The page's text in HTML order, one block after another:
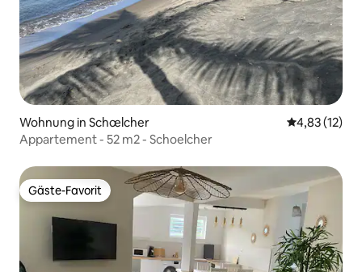
Wohnung in Schœlcher
4,83 (12)
Appartement - 52 m2 - Schoelcher
Gäste-Favorit
Gäste-Favorit